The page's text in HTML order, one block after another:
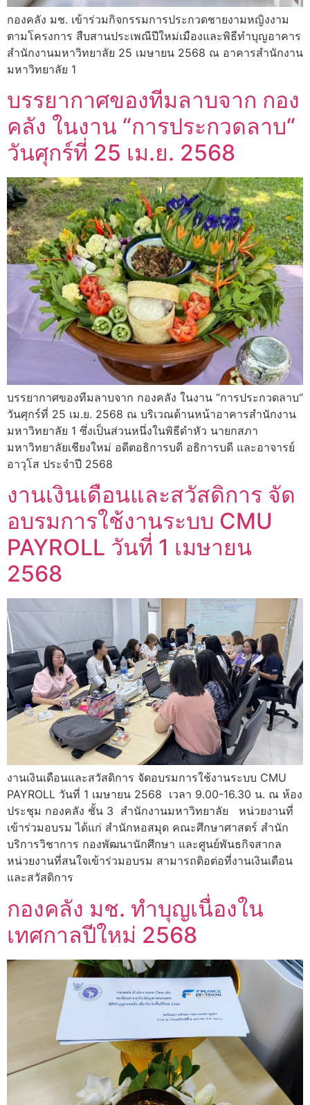
กองคลัง มช. เข้าร่วมกิจกรรมการประกวดชายงามหญิงงาม
ตามโครงการ สืบสานประเพณีปีใหม่เมืองและพิธีทำบุญอาคาร
สำนักงานมหาวิทยาลัย 25 เมษายน 2568 ณ อาคารสำนักงาน
มหาวิทยาลัย 1
บรรยากาศของทีมลาบจาก กอง
คลัง ในงาน “การประกวดลาบ“
วันศุกร์ที่ 25 เม.ย. 2568
บรรยากาศของทีมลาบจาก กองคลัง ในงาน “การประกวดลาบ“
วันศุกร์ที่ 25 เม.ย. 2568 ณ บริเวณด้านหน้าอาคารสำนักงาน
มหาวิทยาลัย 1 ซึ่งเป็นส่วนหนึ่งในพิธีดำหัว นายกสภา
มหาวิทยาลัยเชียงใหม่ อดีตอธิการบดี อธิการบดี และอาจารย์
อาวุโส ประจำปี 2568
งานเงินเดือนและสวัสดิการ จัด
อบรมการใช้งานระบบ CMU
PAYROLL วันที่ 1 เมษายน
2568
งานเงินเดือนและสวัสดิการ จัดอบรมการใช้งานระบบ CMU
PAYROLL วันที่ 1 เมษายน 2568 เวลา 9.00-16.30 น. ณ ห้อง
ประชุม กองคลัง ชั้น 3 สำนักงานมหาวิทยาลัย หน่วยงานที่
เข้าร่วมอบรม ได้แก่ สำนักหอสมุด คณะศึกษาศาสตร์ สำนัก
บริการวิชาการ กองพัฒนานักศึกษา และศูนย์พันธกิจสากล
หน่วยงานที่สนใจเข้าร่วมอบรม สามารถติอต่อที่งานเงินเดือน
และสวัสดิการ
กองคลัง มช. ทำบุญเนื่องใน
เทศกาลปีใหม่ 2568